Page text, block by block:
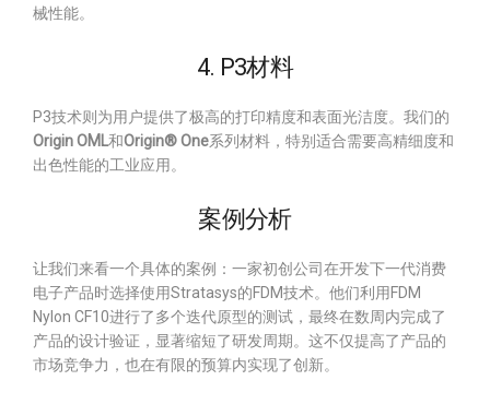
械性能。
4. P3材料
P3技术则为用户提供了极高的打印精度和表面光洁度。我们的
Origin OML和Origin® One系列材料，特别适合需要高精细度和
出色性能的工业应用。
案例分析
让我们来看一个具体的案例：一家初创公司在开发下一代消费
电子产品时选择使用Stratasys的FDM技术。他们利用FDM
Nylon CF10进行了多个迭代原型的测试，最终在数周内完成了
产品的设计验证，显著缩短了研发周期。这不仅提高了产品的
市场竞争力，也在有限的预算内实现了创新。